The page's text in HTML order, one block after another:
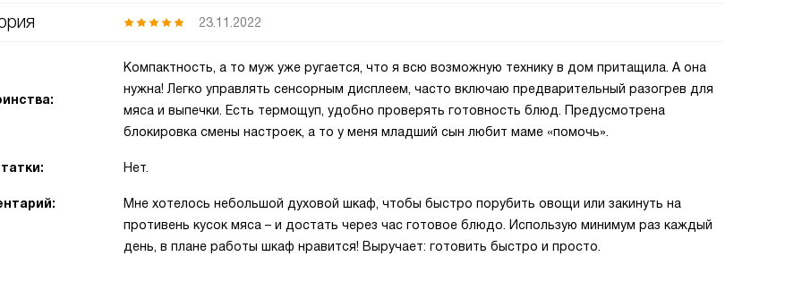
23.11.2022
Компактность, а то муж уже ругается, что я всю возможную технику в дом притащила. А она
нужна! Легко управлять сенсорным дисплеем, часто включаю предварительный разогрев для
мяса и выпечки. Есть термощуп, удобно проверять готовность блюд. Предусмотрена
блокировка смены настроек, а то у меня младший сын любит маме «помочь».
Нет.
Мне хотелось небольшой духовой шкаф, чтобы быстро порубить овощи или закинуть на
противень кусок мяса – и достать через час готовое блюдо. Использую минимум раз каждый
день, в плане работы шкаф нравится! Выручает: готовить быстро и просто.